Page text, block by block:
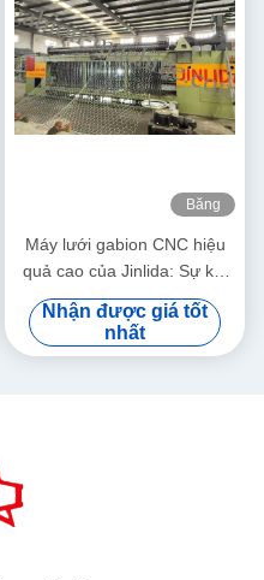
Băng
Máy lưới gabion CNC hiệu
quả cao của Jinlida: Sự kết
hợp hoàn hảo của sản lượng
nhanh và dệt chính xác để
tăng năng suất
Nhận được giá tốt
nhất